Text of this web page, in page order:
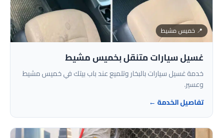
📍 خميس مشيط
غسيل سيارات متنقل بخميس مشيط
خدمة غسيل سيارات بالبخار وتلميع عند باب بيتك في خميس مشيط
وعسير.
تفاصيل الخدمة ←